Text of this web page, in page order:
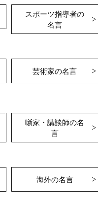
スポーツ指導者の
名言
芸術家の名言
噺家・講談師の名
言
海外の名言